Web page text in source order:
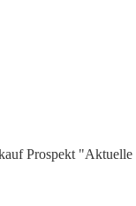
Prospekt "Aktuelle